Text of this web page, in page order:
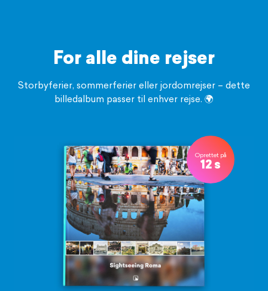
For alle dine rejser
Storbyferier, sommerferier eller jordomrejser – dette
billedalbum passer til enhver rejse. 🌍
Oprettet på
12 s